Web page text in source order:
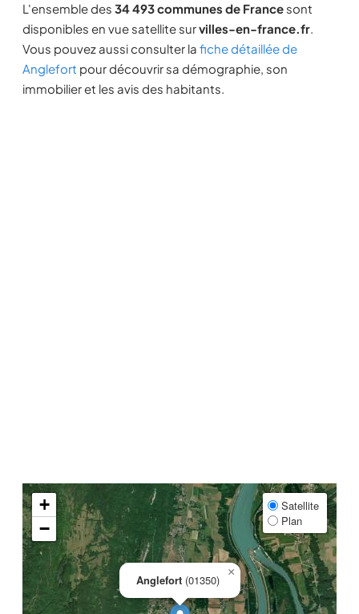
L'ensemble des 34 493 communes de France sont
disponibles en vue satellite survilles-en-france.fr.
Vous pouvez aussi consulter la fiche détaillée de
Anglefort pour découvrir sa démographie, son
immobilier et les avis des habitants.
Anglefort (01350)
×
+
−
Satellite
Plan